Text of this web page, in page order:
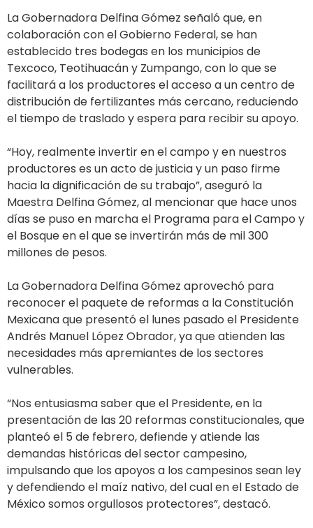
La Gobernadora Delfina Gómez señaló que, en
colaboración con el Gobierno Federal, se han
establecido tres bodegas en los municipios de
Texcoco, Teotihuacán y Zumpango, con lo que se
facilitará a los productores el acceso a un centro de
distribución de fertilizantes más cercano, reduciendo
el tiempo de traslado y espera para recibir su apoyo.
“Hoy, realmente invertir en el campo y en nuestros
productores es un acto de justicia y un paso firme
hacia la dignificación de su trabajo”, aseguró la
Maestra Delfina Gómez, al mencionar que hace unos
días se puso en marcha el Programa para el Campo y
el Bosque en el que se invertirán más de mil 300
millones de pesos.
La Gobernadora Delfina Gómez aprovechó para
reconocer el paquete de reformas a la Constitución
Mexicana que presentó el lunes pasado el Presidente
Andrés Manuel López Obrador, ya que atienden las
necesidades más apremiantes de los sectores
vulnerables.
“Nos entusiasma saber que el Presidente, en la
presentación de las 20 reformas constitucionales, que
planteó el 5 de febrero, defiende y atiende las
demandas históricas del sector campesino,
impulsando que los apoyos a los campesinos sean ley
y defendiendo el maíz nativo, del cual en el Estado de
México somos orgullosos protectores”, destacó.